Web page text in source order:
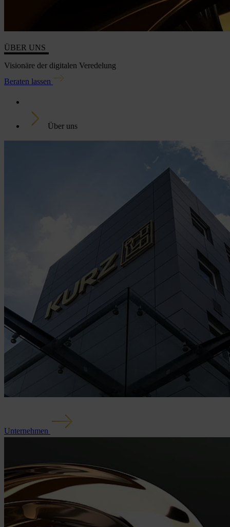
ÜBER UNS
Visionäre der digitalen Veredelung
Beraten lassen
Über uns
Unternehmen